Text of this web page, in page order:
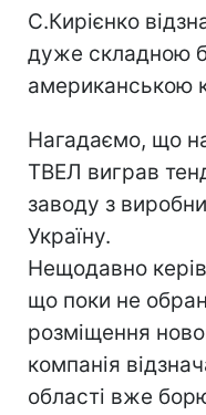
С.Кирієнко
дуже складною
американською
Нагадаємо, що
ТВЕЛ виграв
заводу з
Україну.
Нещодавно
що поки не
розміщення
компанія
області вже